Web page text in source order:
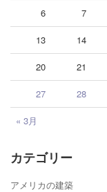
« 3月
6 7
13 14
20 21
27 28
カテゴリー
アメリカの建築